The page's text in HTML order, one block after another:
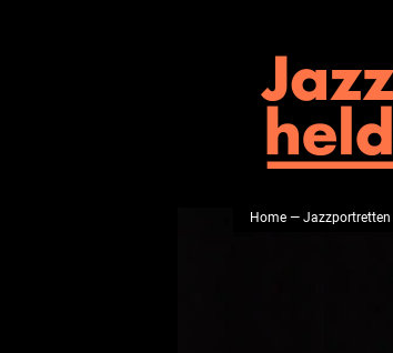
Home—Jazzportretten